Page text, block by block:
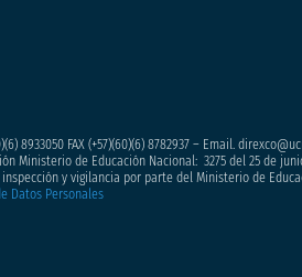
8933050FAX (+57)(60)(6) 8782937 – Email.
Ministerio de Educación Nacional: 3275 del 25 de
y vigilancia por parte del Ministerio de
Datos Personales